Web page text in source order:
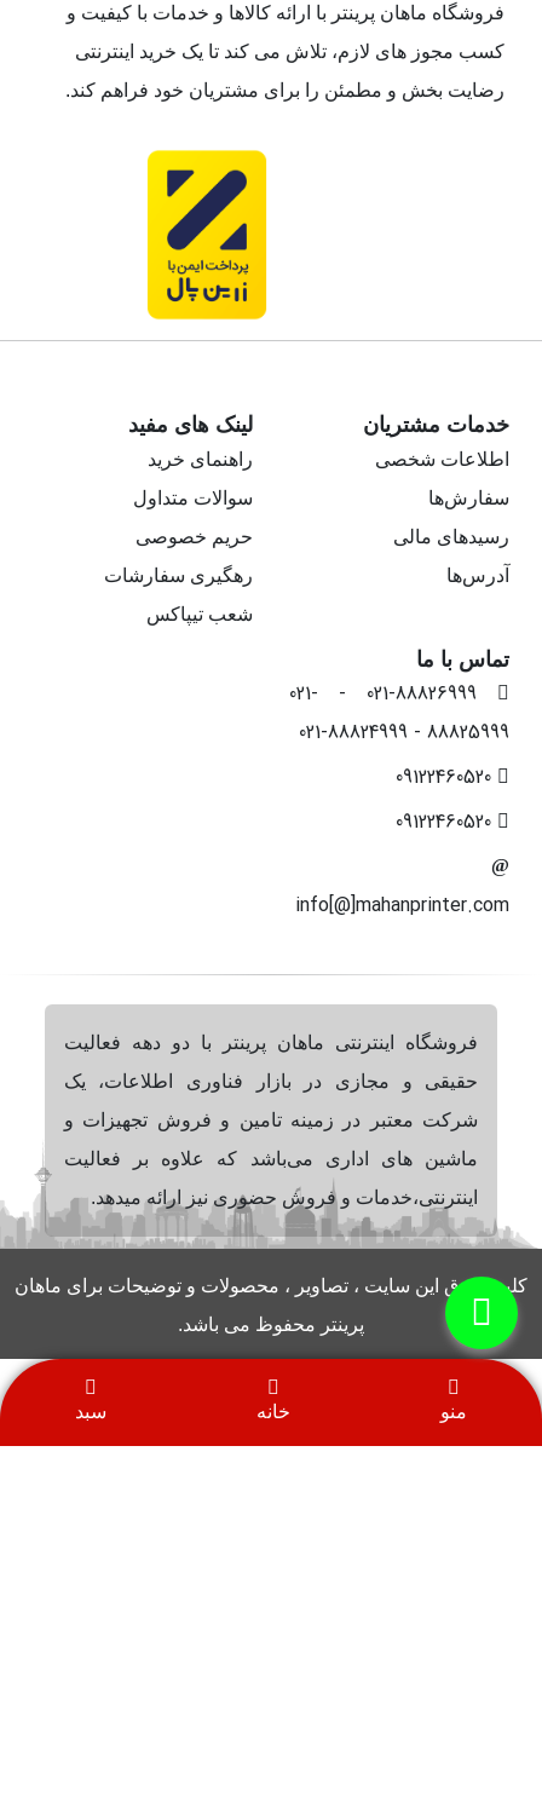
فروشگاه ماهان پرینتر با ارائه کالاها و خدمات با کیفیت و
کسب مجوز های لازم، تلاش می کند تا یک خرید اینترنتی
رضایت بخش و مطمئن را برای مشتریان خود فراهم کند.
خدمات مشتریان
اطلاعات شخصی
سفارش‌ها
رسیدهای مالی
آدرس‌ها
لینک های مفید
راهنمای خرید
سوالات متداول
حریم خصوصی
رهگیری سفارشات
شعب تیپاکس
تماس با ما
021-88826999 - 021-
88825999 - 021-88824999
info[@]mahanprinter.com
فروشگاه اینترنتی ماهان پرینتر با دو دهه فعالیت
حقیقی و مجازی در بازار فناوری اطلاعات، یک
شرکت معتبر در زمینه تامین و فروش تجهیزات و
ماشین های اداری می‌باشد که علاوه بر فعالیت
اینترنتی،خدمات و فروش حضوری نیز ارائه میدهد.
کلیه حقوق این سایت ، تصاویر ، محصولات و توضیحات برای ماهان
پرینتر محفوظ می باشد.
منو خانه سبد